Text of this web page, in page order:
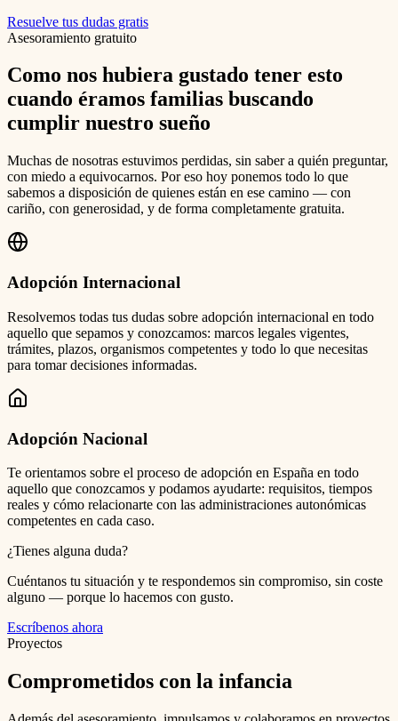
Resuelve tus dudas gratis
Asesoramiento gratuito
Como nos hubiera gustado tener esto
cuando éramos familias buscando
cumplir nuestro sueño
Muchas de nosotras estuvimos perdidas, sin saber a quién preguntar,
con miedo a equivocarnos. Por eso hoy ponemos todo lo que
sabemos a disposición de quienes están en ese camino — con
cariño, con generosidad, y de forma completamente gratuita.
Adopción Internacional
Resolvemos todas tus dudas sobre adopción internacional en todo
aquello que sepamos y conozcamos: marcos legales vigentes,
trámites, plazos, organismos competentes y todo lo que necesitas
para tomar decisiones informadas.
Adopción Nacional
Te orientamos sobre el proceso de adopción en España en todo
aquello que conozcamos y podamos ayudarte: requisitos, tiempos
reales y cómo relacionarte con las administraciones autonómicas
competentes en cada caso.
¿Tienes alguna duda?
Cuéntanos tu situación y te respondemos sin compromiso, sin coste
alguno — porque lo hacemos con gusto.
Escríbenos ahora
Proyectos
Comprometidos con la infancia